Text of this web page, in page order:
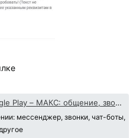
– МАКС: общение, звонки, сервисы
мессенджер, звонки, чат-боты,